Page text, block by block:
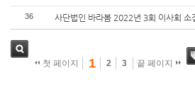
36 사단법인 바라봄 2022년 3회 이사회 소
첫 페이지 1 2 3 끝 페이지